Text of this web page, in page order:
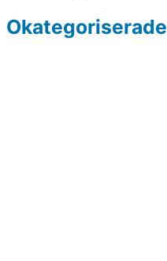
Okategoriserade